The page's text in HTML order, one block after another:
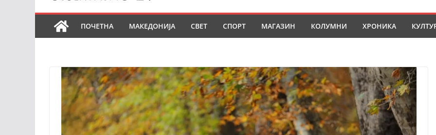
ПОЧЕТНА МАКЕДОНИЈА СВЕТ СПОРТ МАГАЗИН КОЛУМНИ ХРОНИКА